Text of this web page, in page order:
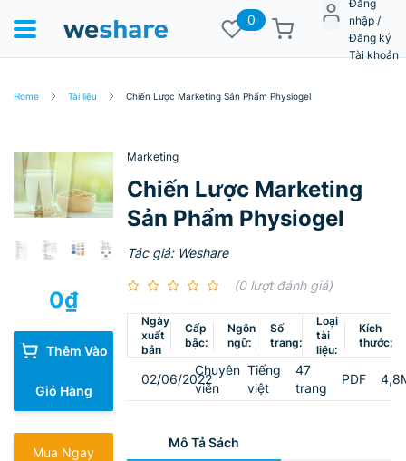
0
Đăng
nhập /
Đăng ký
Tài khoản
Home Tài liệu Chiến Lược Marketing Sản Phẩm Physiogel
0₫
Thêm Vào
Giỏ Hàng
Mua Ngay
Marketing
Chiến Lược Marketing
Sản Phẩm Physiogel
Tác giả: Weshare
(0 lượt đánh giá)
Ngày
xuất
bản
Cấp
bậc:
Ngôn
ngữ:
Số
trang:
Loại
tài
liệu:
Kích
thước:
02/06/2022
Chuyên
viên
Tiếng
việt
47
trang
PDF
Mô Tả Sách